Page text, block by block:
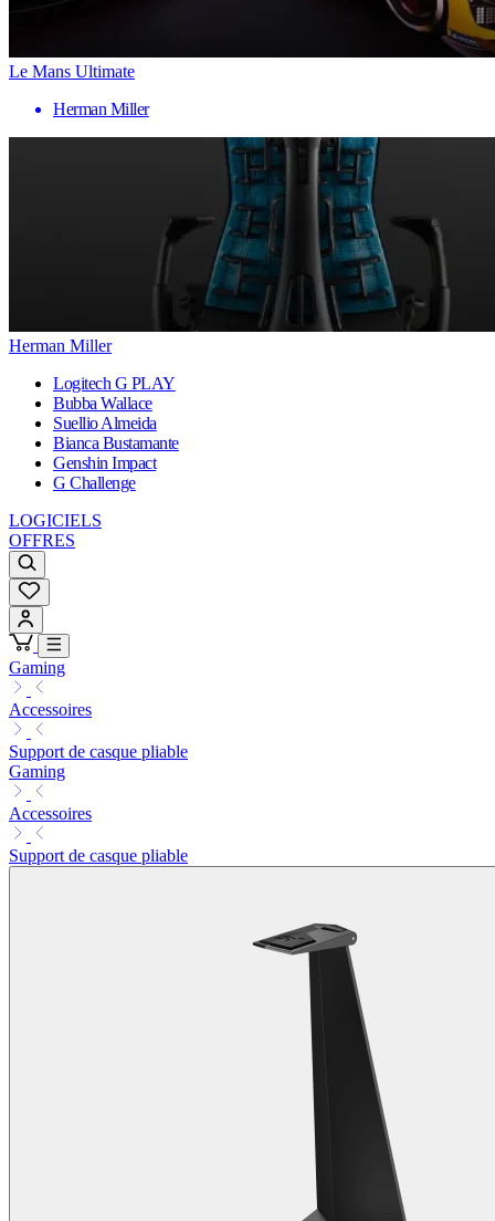
Le Mans Ultimate
Herman Miller
Herman Miller
Logitech G PLAY
Bubba Wallace
Suellio Almeida
Bianca Bustamante
Genshin Impact
G Challenge
LOGICIELS
OFFRES
Gaming
Accessoires
Support de casque pliable
Gaming
Accessoires
Support de casque pliable